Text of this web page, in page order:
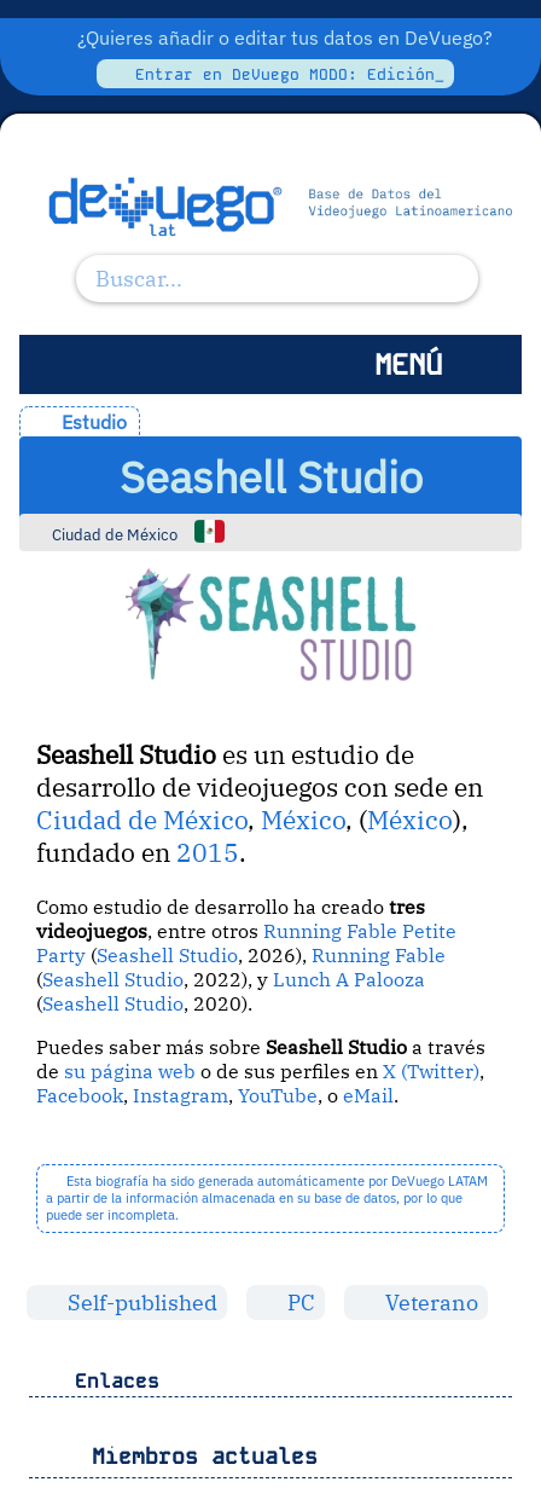
¿Quieres añadir o editar tus datos en DeVuego?
Entrar en DeVuego MODO: Edición_
MENÚ
Estudio
Seashell Studio
Ciudad de México
Seashell Studio es un estudio de
desarrollo de videojuegos con sede en
Ciudad de México, México, (México),
fundado en 2015.
Como estudio de desarrollo ha creadotres
videojuegos, entre otrosRunning Fable Petite
Party (Seashell Studio, 2026),Running Fable
(Seashell Studio, 2022), yLunch A Palooza
(Seashell Studio, 2020).
Puedes saber más sobre Seashell Studio a través
de su página web o de sus perfiles enX (Twitter),
Facebook,Instagram,YouTube, oeMail.
Esta biografía ha sido generada automáticamente por DeVuego LATAM
a partir de la información almacenada en su base de datos, por lo que
puede ser incompleta.
Self-published PC Veterano
Enlaces
Miembros actuales